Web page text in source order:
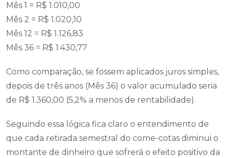
Mês 1 = R$ 1.010,00
Mês 2 = R$ 1.020,10
Mês 12 = R$ 1.126,83
Mês 36 = R$ 1.430,77
Como comparação, se fossem aplicados juros simples,
depois de três anos (Mês 36) o valor acumulado seria
de R$ 1.360,00 (5,2% a menos de rentabilidade).
Seguindo essa lógica fica claro o entendimento de
que cada retirada semestral do come-cotas diminui o
montante de dinheiro que sofrerá o efeito positivo da